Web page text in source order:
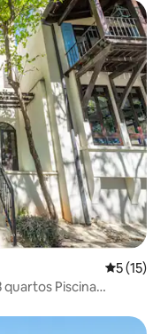
5 de uma
5 (15)
quartos Piscina